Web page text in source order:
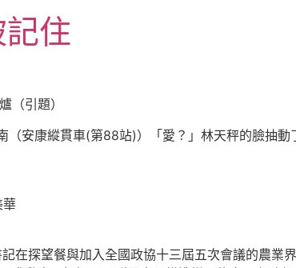
住
引題）
安康縱貫車(第88站)）「愛？」林天秤的臉抽動
探望餐與加入全國政協十三屆五次會議的農業